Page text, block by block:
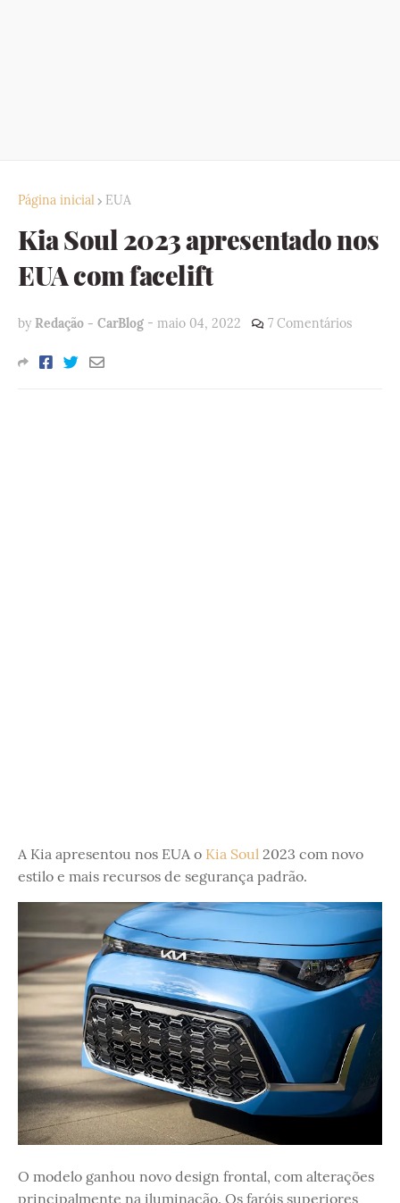
Página inicial EUA
Kia Soul 2023 apresentado nos
EUA com facelift
by Redação - CarBlog - maio 04, 2022 7 Comentários
A Kia apresentou nos EUA o Kia Soul 2023 com novo
estilo e mais recursos de segurança padrão.
O modelo ganhou novo design frontal, com alterações
principalmente na iluminação. Os faróis superiores